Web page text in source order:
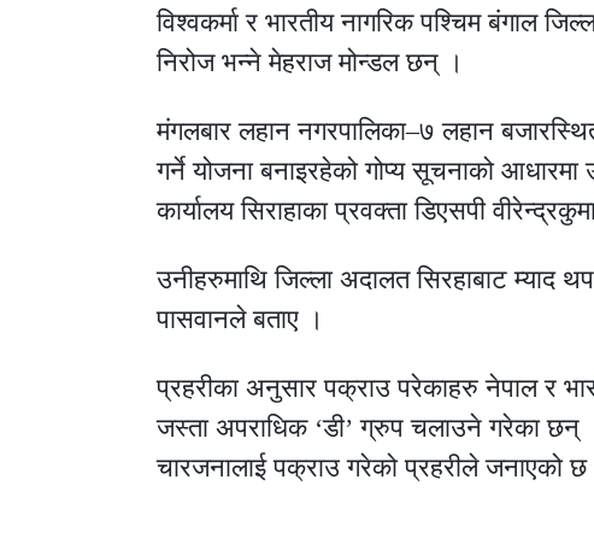
विश्वकर्मा र भारतीय नागरिक पश्चिम बंगाल
निरोज भन्ने मेहराज मोन्डल छन् ।
मंगलबार लहान नगरपालिका–७ लहान
गर्ने योजना बनाइरहेको गोप्य सूचनाको
कार्यालय सिराहाका प्रवक्ता डिएसपी
उनीहरुमाथि जिल्ला अदालत सिरहाबाट म्याद
पासवानले बताए ।
प्रहरीका अनुसार पक्राउ परेकाहरु नेपाल र
जस्ता अपराधिक ‘डी’ ग्रुप चलाउने गरेका छन्
चारजनालाई पक्राउ गरेको प्रहरीले जनाएको छ